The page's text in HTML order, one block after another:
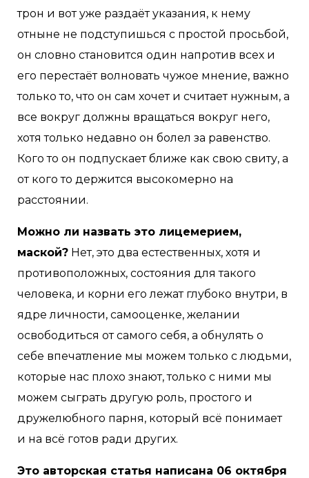
трон и вот уже раздаёт указания, к нему
отныне не подступишься с простой просьбой,
он словно становится один напротив всех и
его перестаёт волновать чужое мнение, важно
только то, что он сам хочет и считает нужным, а
все вокруг должны вращаться вокруг него,
хотя только недавно он болел за равенство.
Кого то он подпускает ближе как свою свиту, а
от кого то держится высокомерно на
расстоянии.
Можно ли назвать это лицемерием,
маской? Нет, это два естественных, хотя и
противоположных, состояния для такого
человека, и корни его лежат глубоко внутри, в
ядре личности, самооценке, желании
освободиться от самого себя, а обнулять о
себе впечатление мы можем только с людьми,
которые нас плохо знают, только с ними мы
можем сыграть другую роль, простого и
дружелюбного парня, который всё понимает
и на всё готов ради других.
Это авторская статья написана 06 октября